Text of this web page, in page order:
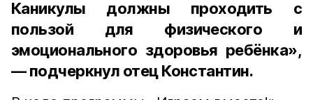
Каникулы должны проходить с
пользой для физического и
эмоционального здоровья ребёнка»,
— подчеркнул отец Константин.